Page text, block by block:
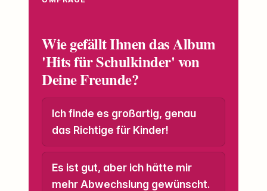
Wie gefällt Ihnen das Album
'Hits für Schulkinder' von
Deine Freunde?
Ich finde es großartig, genau
das Richtige für Kinder!
Es ist gut, aber ich hätte mir
mehr Abwechslung gewünscht.